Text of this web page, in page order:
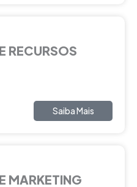
RECURSOS
Saiba Mais
MARKETING